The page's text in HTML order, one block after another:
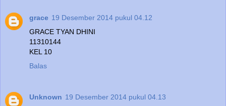
grace 19 Desember 2014 pukul 04.12
GRACE TYAN DHINI
11310144
KEL 10
Balas
Unknown 19 Desember 2014 pukul 04.13